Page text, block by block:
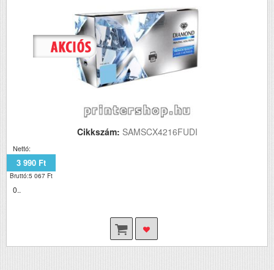
Cikkszám: SAMSCX4216FUDI
Nettó:
3 990 Ft
Bruttó:5 067 Ft
0..